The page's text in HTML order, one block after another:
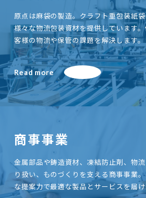
原点は麻袋の製造。クラフト重包装紙袋
様々な物流包装資材を提供しています
客様の物流や保管の課題を解決します。
Read more
商事事業
金属部品や鋳造資材、凍結防止剤、物
り扱い、ものづくりを支える商事事業
な提案力で最適な製品とサービスを届け